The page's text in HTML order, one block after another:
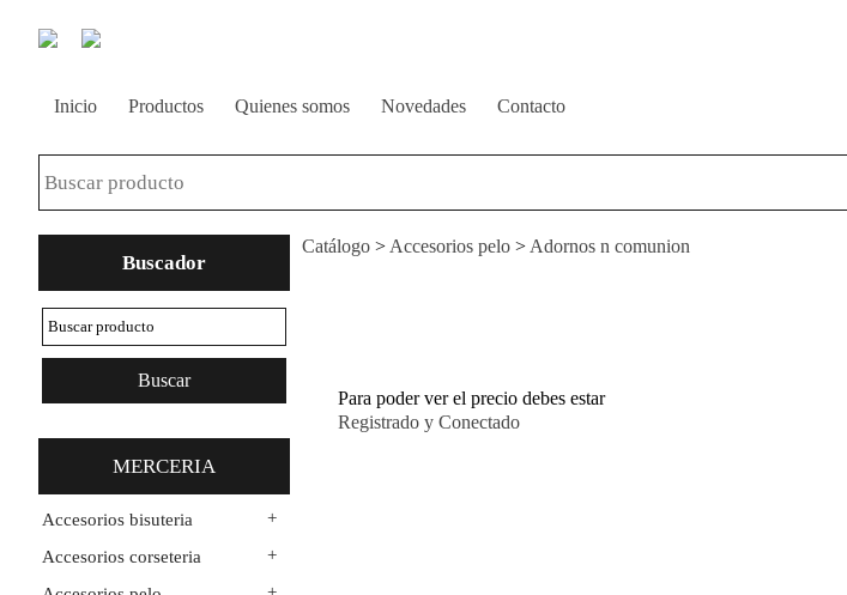
Inicio Productos Quienes somos Novedades Contacto
Buscador
MERCERIA
Accesorios bisuteria
+
Accesorios corseteria
+
Catálogo > Accesorios pelo > Adornos n comunion
Para poder ver el precio debes estar
Registrado y Conectado